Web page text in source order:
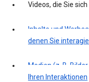
Videos, die Sie
Inhalte und
denen Sie
Medien (z. B.
Ihren Interaktionen